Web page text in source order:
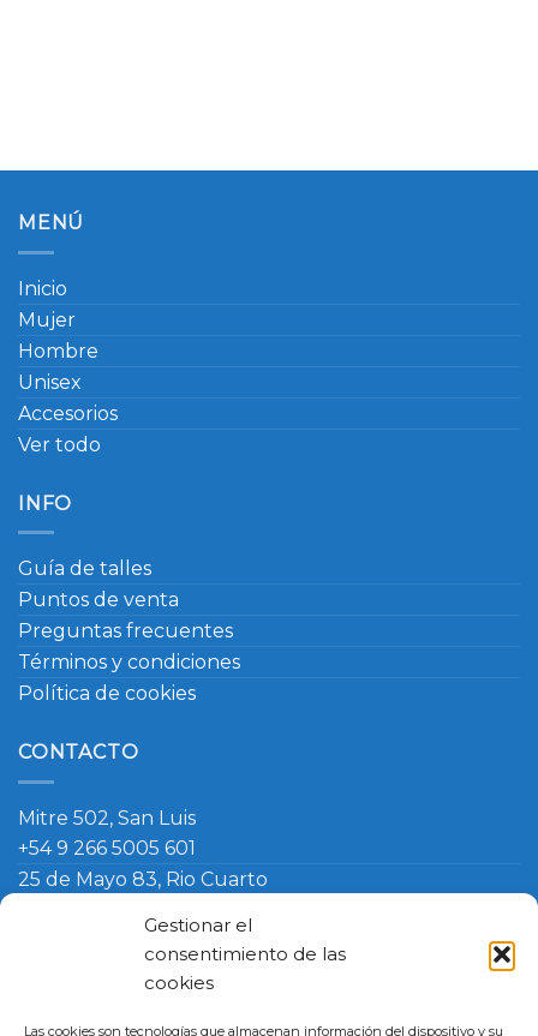
Gestionar el
consentimiento de las
cookies
Las cookies son tecnologías que almacenan información del dispositivo y su
MENÚ
Inicio
Mujer
Hombre
Unisex
Accesorios
Ver todo
INFO
Guía de talles
Puntos de venta
Preguntas frecuentes
Términos y condiciones
Política de cookies
CONTACTO
Mitre 502, San Luis
+54 9 266 5005 601
25 de Mayo 83, Rio Cuarto